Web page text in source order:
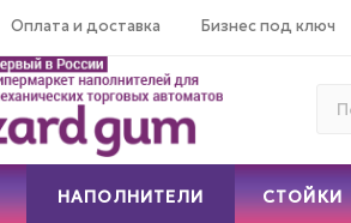
Оплата и доставка Бизнес под ключ
НАПОЛНИТЕЛИ СТОЙКИ